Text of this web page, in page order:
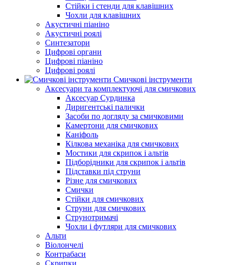
Стійки і стенди для клавішних
Чохли для клавішних
Акустичні піаніно
Акустичні роялі
Синтезатори
Цифрові органи
Цифрові піаніно
Цифрові роялі
Смичкові інструменти
Аксесуари та комплектуючі для смичкових
Аксесуар Сурдинка
Диригентські палички
Засоби по догляду за смичковими
Камертони для смичкових
Каніфоль
Кілкова механіка для смичкових
Мостики для скрипок і альтів
Підборiдники для скрипок і альтів
Підставки під струни
Різне для смичкових
Смички
Стійки для смичкових
Струни для смичкових
Струнотримачі
Чохли і футляри для смичкових
Альти
Віолончелі
Контрабаси
Скрипки